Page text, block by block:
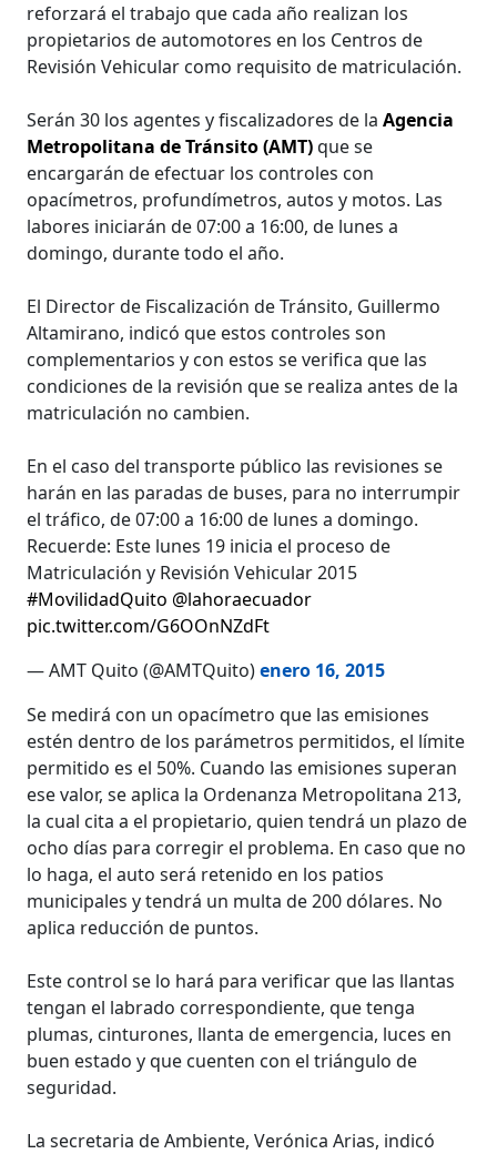
reforzará el trabajo que cada año realizan los
propietarios de automotores en los Centros de
Revisión Vehicular como requisito de matriculación.
Serán 30 los agentes y fiscalizadores de laAgencia
Metropolitana de Tránsito (AMT)que se
encargarán de efectuar los controles con
opacímetros, profundímetros, autos y motos. Las
labores iniciarán de 07:00 a 16:00, de lunes a
domingo, durante todo el año.
El Director de Fiscalización de Tránsito, Guillermo
Altamirano, indicó que estos controles son
complementarios y con estos se verifica que las
condiciones de la revisión que se realiza antes de la
matriculación no cambien.
En el caso del transporte público las revisiones se
harán en las paradas de buses, para no interrumpir
el tráfico, de 07:00 a 16:00 de lunes a domingo.
Recuerde: Este lunes 19 inicia el proceso de
Matriculación y Revisión Vehicular 2015
#MovilidadQuito @lahoraecuador
pic.twitter.com/G6OOnNZdFt
— AMT Quito (@AMTQuito)enero 16, 2015
Se medirá con un opacímetro que las emisiones
estén dentro de los parámetros permitidos, el límite
permitido es el 50%. Cuando las emisiones superan
ese valor, se aplica la Ordenanza Metropolitana 213,
la cual cita a el propietario, quien tendrá un plazo de
ocho días para corregir el problema. En caso que no
lo haga, el auto será retenido en los patios
municipales y tendrá un multa de 200 dólares. No
aplica reducción de puntos.
Este control se lo hará para verificar que las llantas
tengan el labrado correspondiente, que tenga
plumas, cinturones, llanta de emergencia, luces en
buen estado y que cuenten con el triángulo de
seguridad.
La secretaria de Ambiente, Verónica Arias, indicó